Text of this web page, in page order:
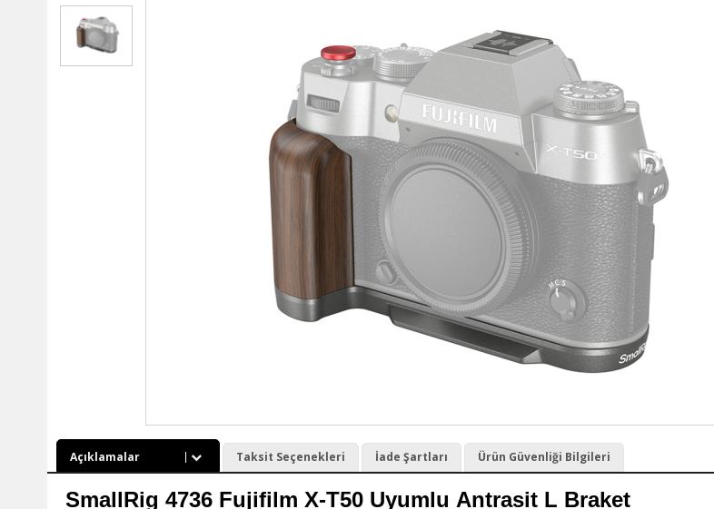
Açıklamalar Taksit Seçenekleri İade Şartları Ürün Güvenliği Bilgileri
SmallRig 4736 Fujifilm X-T50 Uyumlu Antrasit L Braket